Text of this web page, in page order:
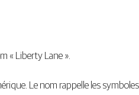
« Liberty Lane ».
Le nom rappelle les